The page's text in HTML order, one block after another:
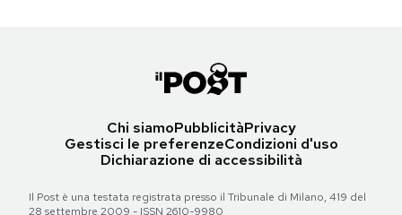
Chi siamoPubblicitàPrivacy
Gestisci le preferenzeCondizioni d'uso
Dichiarazione di accessibilità
Il Post è una testata registrata presso il Tribunale di Milano, 419 del
28 settembre 2009 - ISSN 2610-9980